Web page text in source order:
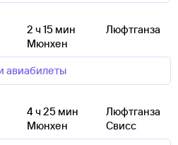
2 ч 15 мин
Мюнхен
Люфтганза
авиабилеты
4ч 25 мин
Мюнхен
Люфтганза
Свисс